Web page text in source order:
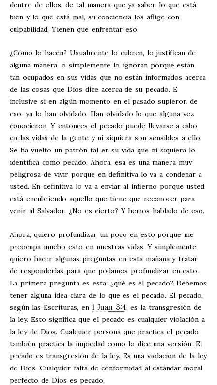
dentro de ellos, de tal manera que ya saben lo que está
bien y lo que está mal, su conciencia los aflige con
culpabilidad. Tienen que enfrentar eso.
¿Cómo lo hacen? Usualmente lo cubren, lo justifican de
alguna manera, o simplemente lo ignoran porque están
tan ocupados en sus vidas que no están informados acerca
de las cosas que Dios dice acerca de su pecado. E
inclusive si en algún momento en el pasado supieron de
eso, ya lo han olvidado. Han olvidado lo que alguna vez
conocieron. Y entonces el pecado puede llevarse a cabo
en las vidas de la gente y ni siquiera son sensibles a ello.
Se ha vuelto un patrón tal en su vida que ni siquiera lo
identifica como pecado. Ahora, esa es una manera muy
peligrosa de vivir porque en definitiva lo va a condenar a
usted. En definitiva lo va a enviar al infierno porque usted
está encubriendo aquello que tiene que reconocer para
venir al Salvador. ¿No es cierto? Y hemos hablado de eso.
Ahora, quiero profundizar un poco en esto porque me
preocupa mucho esto en nuestras vidas. Y simplemente
quiero hacer algunas preguntas en esta mañana y tratar
de responderlas para que podamos profundizar en esto.
La primera pregunta es esta: ¿qué es el pecado? Debemos
tener alguna idea clara de lo que es el pecado. El pecado,
según las Escrituras, en 1 Juan 3:4, es la transgresión de
la ley. Esto significa que el pecado es cualquier violación a
la ley de Dios. Cualquier persona que practica el pecado
también practica la impiedad como lo dice una versión. El
pecado es transgresión de la ley. Es una violación de la ley
de Dios. Cualquier falta de conformidad al estándar moral
perfecto de Dios es pecado.